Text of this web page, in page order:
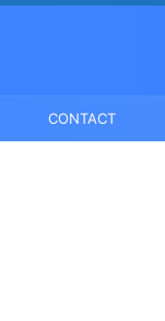
CONTACT